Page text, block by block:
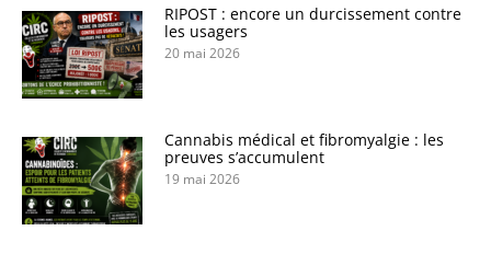
RIPOST : encore un durcissement contre
les usagers
20 mai 2026
Cannabis médical et fibromyalgie : les
preuves s’accumulent
19 mai 2026